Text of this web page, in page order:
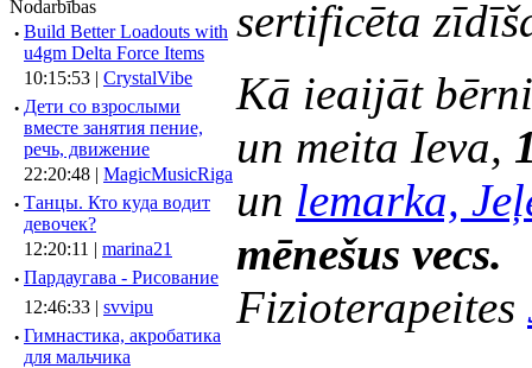
Nodarbības
· Build Better Loadouts with
u4gm Delta Force Items
10:15:53 | CrystalVibe
· Дети со взрослыми
вместе занятия пение,
речь, движение
22:20:48 | MagicMusicRiga
· Танцы. Кто куда водит
девочек?
12:20:11 | marina21
· Пардаугава - Рисование
12:46:33 | svvipu
· Гимнастика, акробатика
для мальчика
sertificēta
Kā ieaijāt
un meita Ieva,
un lemarka,
mēnešus vecs.
Fizioterapeites